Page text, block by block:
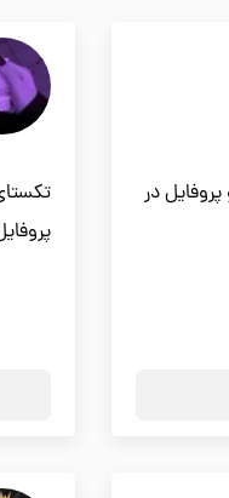
پروفایل در